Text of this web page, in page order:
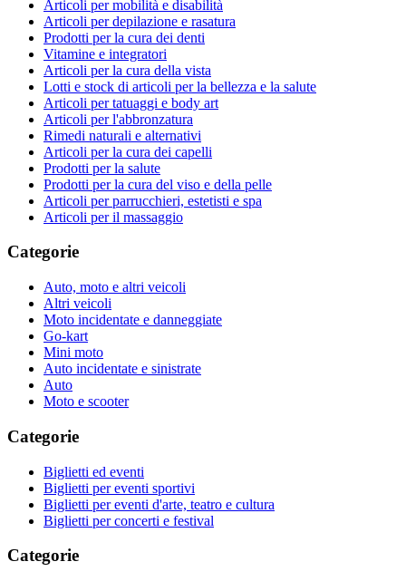
Articoli per mobilità e disabilità
Articoli per depilazione e rasatura
Prodotti per la cura dei denti
Vitamine e integratori
Articoli per la cura della vista
Lotti e stock di articoli per la bellezza e la salute
Articoli per tatuaggi e body art
Articoli per l'abbronzatura
Rimedi naturali e alternativi
Articoli per la cura dei capelli
Prodotti per la salute
Prodotti per la cura del viso e della pelle
Articoli per parrucchieri, estetisti e spa
Articoli per il massaggio
Categorie
Auto, moto e altri veicoli
Altri veicoli
Moto incidentate e danneggiate
Go-kart
Mini moto
Auto incidentate e sinistrate
Auto
Moto e scooter
Categorie
Biglietti ed eventi
Biglietti per eventi sportivi
Biglietti per eventi d'arte, teatro e cultura
Biglietti per concerti e festival
Categorie